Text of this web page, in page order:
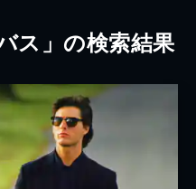
ス」の検索結果